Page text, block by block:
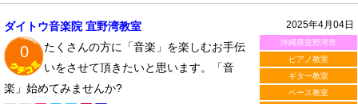
2025年4月04日
沖縄県宜野湾市
ピアノ教室
ギター教室
ベース教室
ダイトウ音楽院 宜野湾教室
0
たくさんの方に「音楽」を楽しむお手伝
いをさせて頂きたいと思います。「音
楽」始めてみませんか?